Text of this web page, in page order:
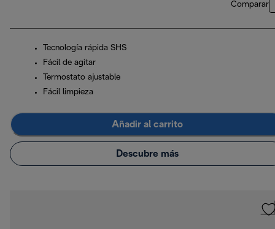
Comparar
Tecnología rápida SHS
Fácil de agitar
Termostato ajustable
Fácil limpieza
Añadir al carrito
Descubre más